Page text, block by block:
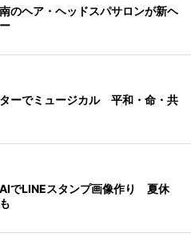
のヘア・ヘッドスパサロンが新ヘ
ーでミュージカル 平和・命・共
でLINEスタンプ画像作り 夏休